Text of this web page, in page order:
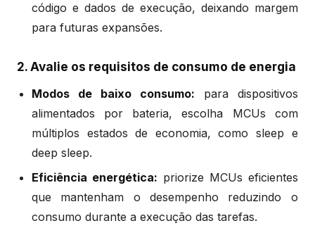
código e dados de execução, deixando margem
para futuras expansões.
2. Avalie os requisitos de consumo de energia
Modos de baixo consumo: para dispositivos
alimentados por bateria, escolha MCUs com
múltiplos estados de economia, como sleep e
deep sleep.
Eficiência energética: priorize MCUs eficientes
que mantenham o desempenho reduzindo o
consumo durante a execução das tarefas.